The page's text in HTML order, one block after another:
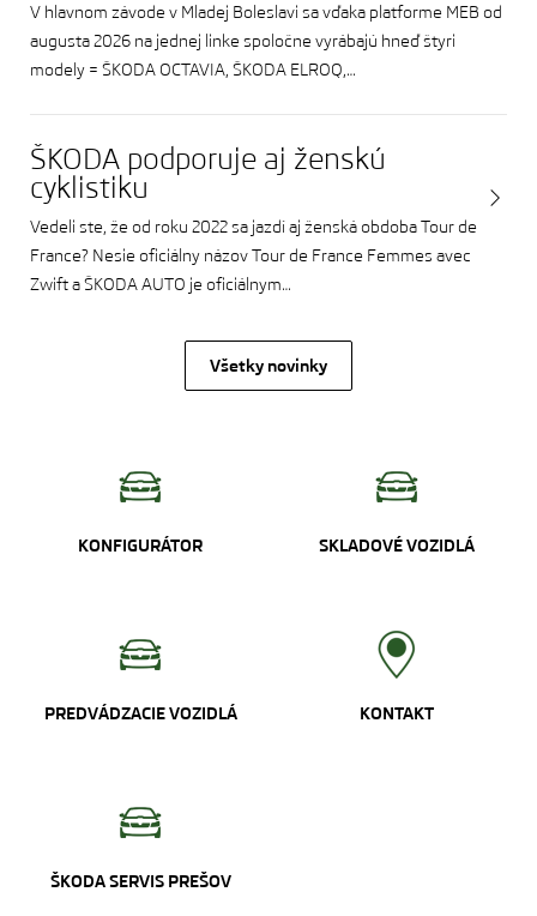
V hlavnom závode v Mladej Boleslavi sa vďaka platforme MEB od
augusta 2026 na jednej linke spoločne vyrábajú hneď štyri
modely = ŠKODA OCTAVIA, ŠKODA ELROQ,…
ŠKODA podporuje aj ženskú
cyklistiku
Vedeli ste, že od roku 2022 sa jazdí aj ženská obdoba Tour de
France? Nesie oficiálny názov Tour de France Femmes avec
Zwift a ŠKODA AUTO je oficiálnym…
Všetky novinky
KONFIGURÁTOR SKLADOVÉ VOZIDLÁ
PREDVÁDZACIE VOZIDLÁ KONTAKT
ŠKODA SERVIS PREŠOV